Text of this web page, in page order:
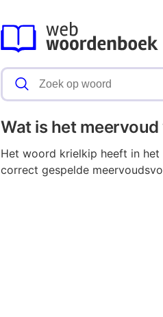
Wat is het meervoud
Het woord krielkip heeft in
correct gespelde